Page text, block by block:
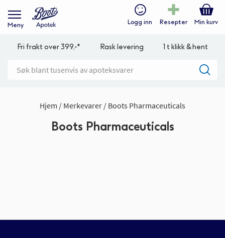
Meny Logg inn Resepter Min kurv
Fri frakt over 399,-* Rask levering 1 t klikk & hent
Hjem Merkevarer Boots Pharmaceuticals
Boots Pharmaceuticals